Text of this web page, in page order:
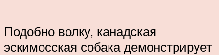
Подобно волку, канадская
эскимосская собака демонстрирует